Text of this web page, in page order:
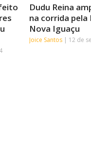
Dudu Reina
na corrida
Nova Iguaçu
Joice Santos 12 de